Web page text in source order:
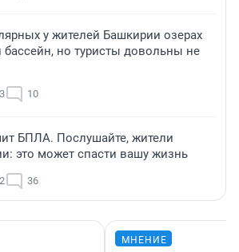
у жителей Башкирии озерах
бассейн, но туристы довольны не
10
БПЛА. Послушайте, жители
это может спасти вашу жизнь
36
МНЕНИЕ